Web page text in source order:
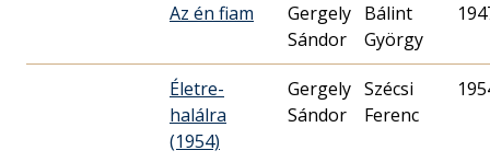
Az én fiam
Gergely
Sándor
Bálint
György
Életre-
halálra
(1954)
Gergely
Sándor
Szécsi
Ferenc